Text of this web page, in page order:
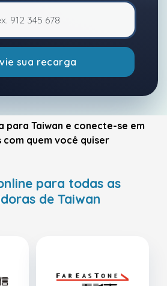
sua recarga
para Taiwan e conecte-se em
com quem você quiser
para todas as
de Taiwan